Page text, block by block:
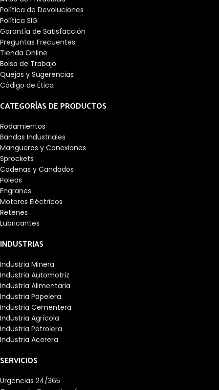
Política de Devoluciones
Política SIG
Garantía de Satisfacción
Preguntas Frecuentes
Tienda Online
Bolsa de Trabajo
Quejas y Sugerencias
Código de Ética
CATEGORÍAS DE PRODUCTOS
Rodamientos
Bandas Industriales
Mangueras y Conexiones
Sprockets
Cadenas y Candados
Poleas
Engranes
Motores Eléctricos
Retenes
Lubricantes
INDUSTRIAS
Industria Minera
Industria Automotriz
Industria Alimentaria
Industria Papelera
Industria Cementera
Industria Agrícola
Industria Petrolera
Industria Acerera
SERVICIOS
Urgencias 24/365